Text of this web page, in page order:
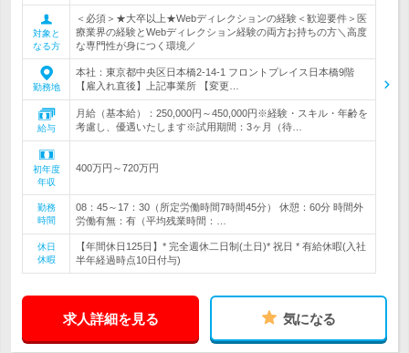
対象と
なる方
＜必須＞★大卒以上★Webディレクションの経験＜歓迎要件＞医
療業界の経験とWebディレクション経験の両方お持ちの方＼高度
な専門性が身につく環境／
勤務地
本社：東京都中央区日本橋2-14-1 フロントプレイス日本橋9階
【雇入れ直後】上記事業所 【変更…
給与
月給（基本給）：250,000円～450,000円※経験・スキル・年齢を
考慮し、優遇いたします※試用期間：3ヶ月（待…
初年度
年収
400万円～720万円
勤務
時間
08：45～17：30（所定労働時間7時間45分） 休憩：60分 時間外
労働有無：有（平均残業時間：…
休日
休暇
【年間休日125日】* 完全週休二日制(土日)* 祝日 * 有給休暇(入社
半年経過時点10日付与)
求人詳細を見る 気になる